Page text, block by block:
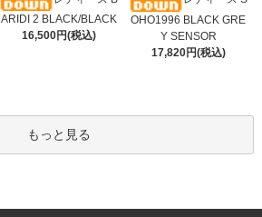
ARIDI 2 BLACK/BLACK
16,500円(税込)
OHO1996 BLACK GRE
Y SENSOR
17,820円(税込)
もっと見る